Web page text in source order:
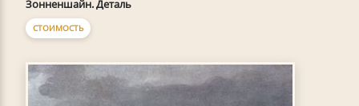
Зонненшайн. Деталь
СТОИМОСТЬ